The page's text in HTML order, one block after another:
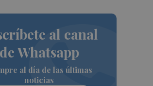
al canal
de Whatsapp
al día de las últimas
noticias